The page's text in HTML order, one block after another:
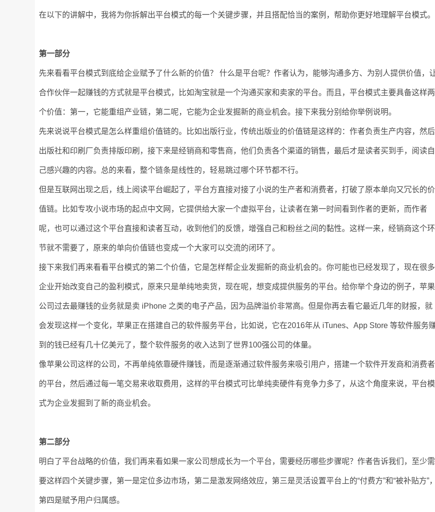
在以下的讲解中，我将为你拆解出平台模式的每一个关键步骤，并且搭配恰当的案例，帮助你更好地理解平台模式。
第一部分
先来看看平台模式到底给企业赋予了什么新的价值？ 什么是平台呢？作者认为，能够沟通多方、为别人提供价值，
合作伙伴一起赚钱的方式就是平台模式，比如淘宝就是一个沟通买家和卖家的平台。而且，平台模式主要具备这样两
个价值：第一，它能重组产业链，第二呢，它能为企业发掘新的商业机会。接下来我分别给你举例说明。
先来说说平台模式是怎么样重组价值链的。比如出版行业，传统出版业的价值链是这样的：作者负责生产内容，然后
出版社和印刷厂负责排版印刷，接下来是经销商和零售商，他们负责各个渠道的销售，最后才是读者买到手，阅读自
己感兴趣的内容。总的来看，整个链条是线性的，轻易跳过哪个环节都不行。
但是互联网出现之后，线上阅读平台崛起了，平台方直接对接了小说的生产者和消费者，打破了原本单向又冗长的价
值链。比如专攻小说市场的起点中文网，它提供给大家一个虚拟平台，让读者在第一时间看到作者的更新，而作者
呢，也可以通过这个平台直接和读者互动，收到他们的反馈，增强自己和粉丝之间的黏性。这样一来，经销商这个环
节就不需要了，原来的单向价值链也变成一个大家可以交流的闭环了。
接下来我们再来看看平台模式的第二个价值，它是怎样帮企业发掘新的商业机会的。你可能也已经发现了，现在很多
企业开始改变自己的盈利模式，原来只是单纯地卖货，现在呢，想变成提供服务的平台。给你举个身边的例子，苹果
公司过去最赚钱的业务就是卖 iPhone 之类的电子产品，因为品牌溢价非常高。但是你再去看它最近几年的财报，就
会发现这样一个变化，苹果正在搭建自己的软件服务平台，比如说，它在2016年从 iTunes、App Store 等软件服务
到的钱已经有几十亿美元了，整个软件服务的收入达到了世界100强公司的体量。
像苹果公司这样的公司，不再单纯依靠硬件赚钱，而是逐渐通过软件服务来吸引用户，搭建一个软件开发商和消费者
的平台，然后通过每一笔交易来收取费用，这样的平台模式可比单纯卖硬件有竞争力多了，从这个角度来说，平台模
式为企业发掘到了新的商业机会。
第二部分
明白了平台战略的价值，我们再来看如果一家公司想成长为一个平台，需要经历哪些步骤呢？作者告诉我们，至少需
要这样四个关键步骤，第一是定位多边市场，第二是激发网络效应，第三是灵活设置平台上的“付费方”和“被补贴方”，
第四是赋予用户归属感。